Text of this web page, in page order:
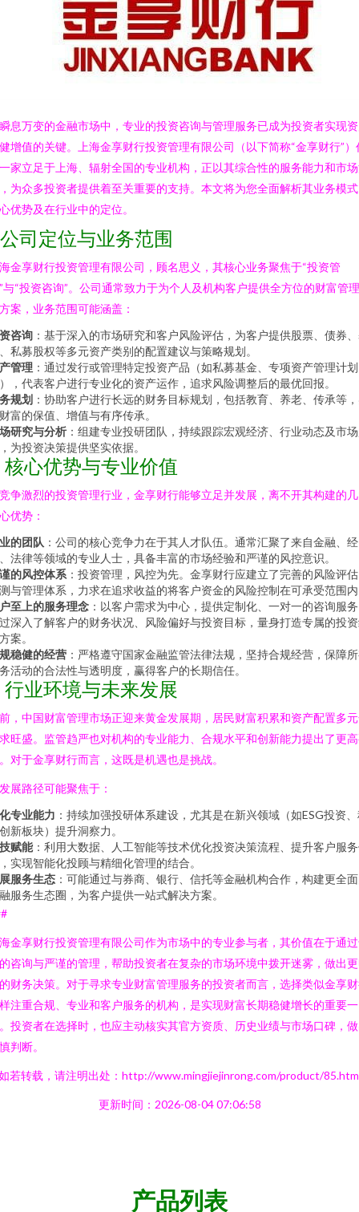
息万变的金融市场中，专业的投资咨询与管理服务已成为投资者实现
增值的关键。上海金享财行投资管理有限公司（以下简称“金享财行”）
家立足于上海、辐射全国的专业机构，正以其综合性的服务能力和市
为众多投资者提供着至关重要的支持。本文将为您全面解析其业务模
优势及在行业中的定位。
公司定位与业务范围
金享财行投资管理有限公司，顾名思义，其核心业务聚焦于“投资管
与“投资咨询”。公司通常致力于为个人及机构客户提供全方位的财富管
案，业务范围可能涵盖：
咨询 ：基于深入的市场研究和客户风险评估，为客户提供股票、债券
私募股权等多元资产类别的配置建议与策略规划。
管理 ：通过发行或管理特定投资产品（如私募基金、专项资产管理计划
，代表客户进行专业化的资产运作，追求风险调整后的最优回报。
规划 ：协助客户进行长远的财务目标规划，包括教育、养老、传承等
富的保值、增值与有序传承。
研究与分析 ：组建专业投研团队，持续跟踪宏观经济、行业动态及市
为投资决策提供坚实依据。
核心优势与专业价值
争激烈的投资管理行业，金享财行能够立足并发展，离不开其构建的
优势：
的团队 ：公司的核心竞争力在于其人才队伍。通常汇聚了来自金融、经
法律等领域的专业人士，具备丰富的市场经验和严谨的风控意识。
的风控体系 ：投资管理，风控为先。金享财行应建立了完善的风险评
与管理体系，力求在追求收益的将客户资金的风险控制在可承受范围
至上的服务理念 ：以客户需求为中心，提供定制化、一对一的咨询服
深入了解客户的财务状况、风险偏好与投资目标，量身打造专属的投
案。
稳健的经营 ：严格遵守国家金融监管法律法规，坚持合规经营，保障
活动的合法性与透明度，赢得客户的长期信任。
行业环境与未来发展
，中国财富管理市场正迎来黄金发展期，居民财富积累和资产配置多
旺盛。监管趋严也对机构的专业能力、合规水平和创新能力提出了更
对于金享财行而言，这既是机遇也是挑战。
展路径可能聚焦于：
专业能力 ：持续加强投研体系建设，尤其是在新兴领域（如ESG投资
新板块）提升洞察力。
赋能：利用大数据、人工智能等技术优化投资决策流程、提升客户服
实现智能化投顾与精细化管理的结合。
服务生态 ：可能通过与券商、银行、信托等金融机构合作，构建更全
服务生态圈，为客户提供一站式解决方案。
金享财行投资管理有限公司作为市场中的专业参与者，其价值在于通
咨询与严谨的管理，帮助投资者在复杂的市场环境中拨开迷雾，做出
财务决策。对于寻求专业财富管理服务的投资者而言，选择类似金享
注重合规、专业和客户服务的机构，是实现财富长期稳健增长的重要一
投资者在选择时，也应主动核实其官方资质、历史业绩与市场口碑，
判断。
若转载，请注明出处：http://www.mingjiejinrong.com/product/
更新时间：2026-08-04 07:06:58
产品列表